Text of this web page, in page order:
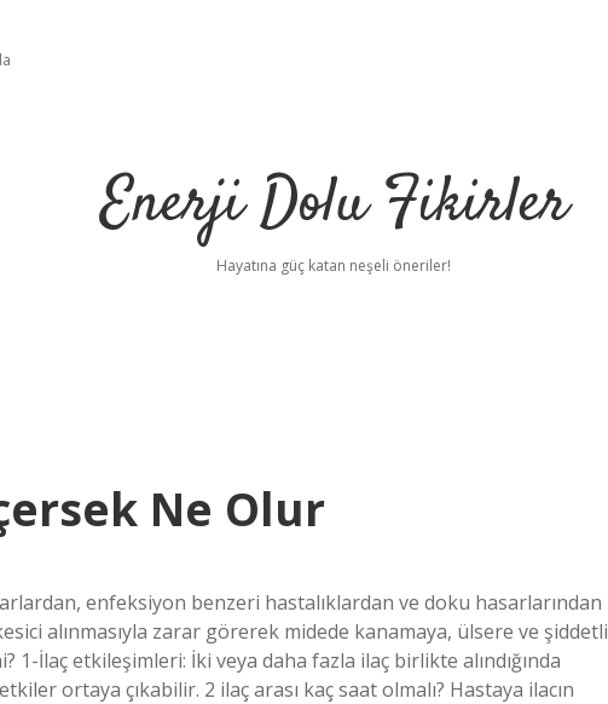
Enerji Dolu Fikirler
Hayatına güç katan neşeli öneriler!
Ne Olur
enfeksiyon benzeri hastalıklardan ve doku hasarlarından
alınmasıyla zarar görerek midede kanamaya, ülsere ve şiddetli
1-İlaç etkileşimleri: İki veya daha fazla ilaç birlikte alındığında
ortaya çıkabilir. 2 ilaç arası kaç saat olmalı? Hastaya ilacın